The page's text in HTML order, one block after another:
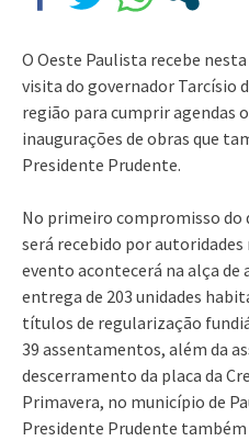
O Oeste Paulista recebe
visita do governador Tarcísio
região para cumprir agendas
inaugurações de obras que
Presidente Prudente.
No primeiro compromisso do
será recebido por
evento acontecerá na alça de
entrega de 203 unidades
títulos de regularização
39 assentamentos, além da
descerramento da placa da
Primavera, no município de
Presidente Prudente